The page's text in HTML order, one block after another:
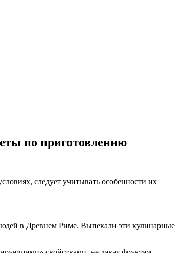
по приготовлению
следует учитывать особенности их
в Древнем Риме. Выпекали эти кулинарные